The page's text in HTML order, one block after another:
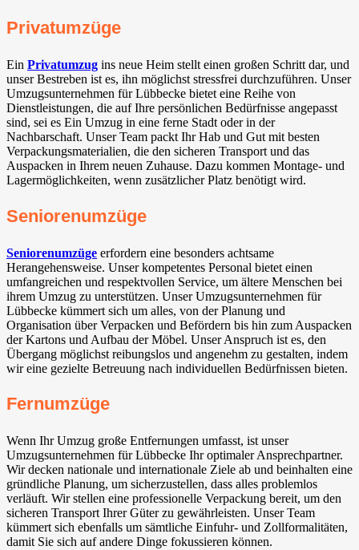
Privatumzüge
Ein Privatumzug ins neue Heim stellt einen großen Schritt dar, und
unser Bestreben ist es, ihn möglichst stressfrei durchzuführen. Unser
Umzugsunternehmen für Lübbecke bietet eine Reihe von
Dienstleistungen, die auf Ihre persönlichen Bedürfnisse angepasst
sind, sei es Ein Umzug in eine ferne Stadt oder in der
Nachbarschaft. Unser Team packt Ihr Hab und Gut mit besten
Verpackungsmaterialien, die den sicheren Transport und das
Auspacken in Ihrem neuen Zuhause. Dazu kommen Montage- und
Lagermöglichkeiten, wenn zusätzlicher Platz benötigt wird.
Seniorenumzüge
Seniorenumzüge erfordern eine besonders achtsame
Herangehensweise. Unser kompetentes Personal bietet einen
umfangreichen und respektvollen Service, um ältere Menschen bei
ihrem Umzug zu unterstützen. Unser Umzugsunternehmen für
Lübbecke kümmert sich um alles, von der Planung und
Organisation über Verpacken und Befördern bis hin zum Auspacken
der Kartons und Aufbau der Möbel. Unser Anspruch ist es, den
Übergang möglichst reibungslos und angenehm zu gestalten, indem
wir eine gezielte Betreuung nach individuellen Bedürfnissen bieten.
Fernumzüge
Wenn Ihr Umzug große Entfernungen umfasst, ist unser
Umzugsunternehmen für Lübbecke Ihr optimaler Ansprechpartner.
Wir decken nationale und internationale Ziele ab und beinhalten eine
gründliche Planung, um sicherzustellen, dass alles problemlos
verläuft. Wir stellen eine professionelle Verpackung bereit, um den
sicheren Transport Ihrer Güter zu gewährleisten. Unser Team
kümmert sich ebenfalls um sämtliche Einfuhr- und Zollformalitäten,
damit Sie sich auf andere Dinge fokussieren können.